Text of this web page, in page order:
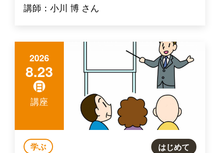
講師：小川 博 さん
2026
8.23
日
講座
学ぶ はじめて